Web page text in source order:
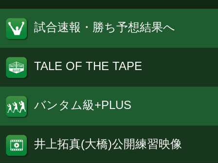
試合速報・勝ち予想結果へ
TALE OF THE TAPE
バンタム級+PLUS
井上拓真(大橋)公開練習映像